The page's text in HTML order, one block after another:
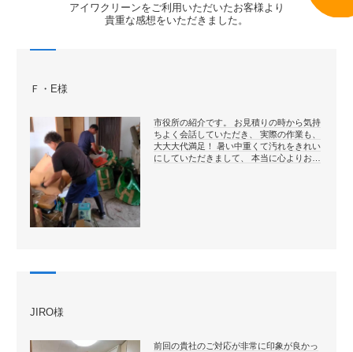
アイワクリーンをご利用いただいたお客様より
貴重な感想をいただきました。
Ｆ・E様
市役所の紹介です。 お見積りの時から気持
ちよく会話していただき、 実際の作業も、
大大大代満足！ 暑い中重くて汚れをきれい
にしていただきまして、 本当に心よりお…
JIRO様
前回の貴社のご対応が非常に印象が良かっ